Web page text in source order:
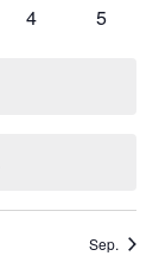
0
4
0
5
Sep.